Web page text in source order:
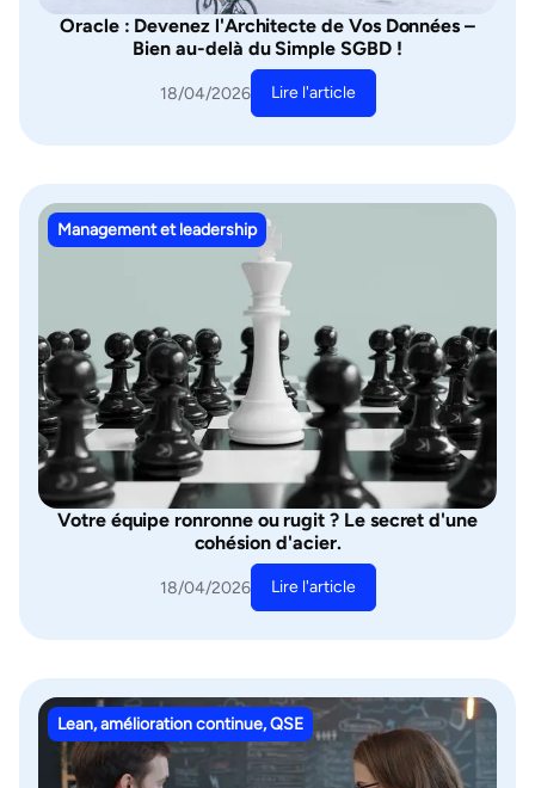
Oracle : Devenez l'Architecte de Vos Données –
Bien au-delà du Simple SGBD !
18/04/2026 Lire l'article
Management et leadership
Votre équipe ronronne ou rugit ? Le secret d'une
cohésion d'acier.
18/04/2026 Lire l'article
Lean, amélioration continue, QSE